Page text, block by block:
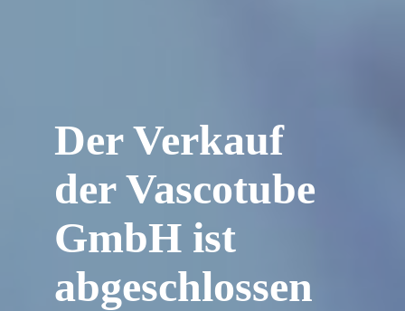
Der Verkauf
der Vascotube
GmbH ist
abgeschlossen